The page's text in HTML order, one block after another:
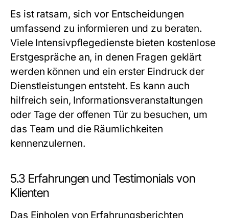
Es ist ratsam, sich vor Entscheidungen
umfassend zu informieren und zu beraten.
Viele Intensivpflegedienste bieten kostenlose
Erstgespräche an, in denen Fragen geklärt
werden können und ein erster Eindruck der
Dienstleistungen entsteht. Es kann auch
hilfreich sein, Informationsveranstaltungen
oder Tage der offenen Tür zu besuchen, um
das Team und die Räumlichkeiten
kennenzulernen.
5.3 Erfahrungen und Testimonials von
Klienten
Das Einholen von Erfahrungsberichten